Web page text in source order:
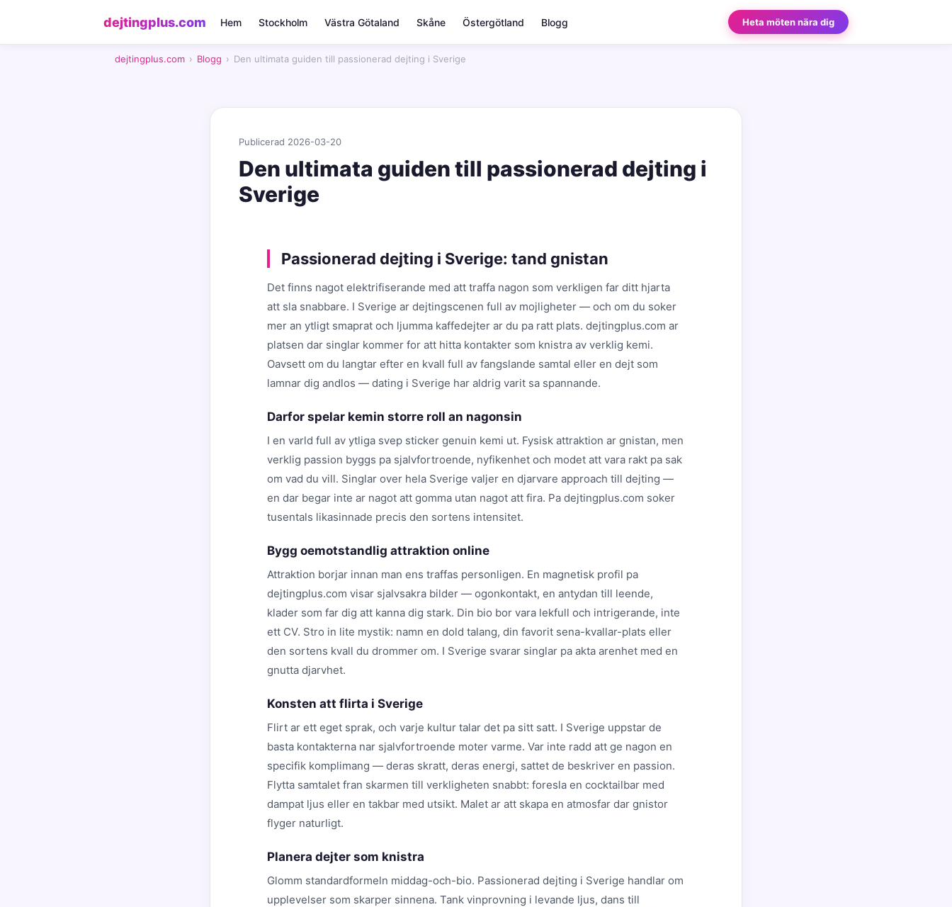
dejtingplus.com Hem Stockholm Västra Götaland Skåne Östergötland Blogg Heta möten nära dig
dejtingplus.com › Blogg › Den ultimata guiden till passionerad dejting i Sverige
Publicerad 2026-03-20
Den ultimata guiden till passionerad dejting i
Sverige
Passionerad dejting i Sverige: tand gnistan
Det finns nagot elektrifiserande med att traffa nagon som verkligen far ditt hjarta
att sla snabbare. I Sverige ar dejtingscenen full av mojligheter — och om du soker
mer an ytligt smaprat och ljumma kaffedejter ar du pa ratt plats. dejtingplus.com ar
platsen dar singlar kommer for att hitta kontakter som knistra av verklig kemi.
Oavsett om du langtar efter en kvall full av fangslande samtal eller en dejt som
lamnar dig andlos — dating i Sverige har aldrig varit sa spannande.
Darfor spelar kemin storre roll an nagonsin
I en varld full av ytliga svep sticker genuin kemi ut. Fysisk attraktion ar gnistan, men
verklig passion byggs pa sjalvfortroende, nyfikenhet och modet att vara rakt pa sak
om vad du vill. Singlar over hela Sverige valjer en djarvare approach till dejting —
en dar begar inte ar nagot att gomma utan nagot att fira. Pa dejtingplus.com soker
tusentals likasinnade precis den sortens intensitet.
Bygg oemotstandlig attraktion online
Attraktion borjar innan man ens traffas personligen. En magnetisk profil pa
dejtingplus.com visar sjalvsakra bilder — ogonkontakt, en antydan till leende,
klader som far dig att kanna dig stark. Din bio bor vara lekfull och intrigerande, inte
ett CV. Stro in lite mystik: namn en dold talang, din favorit sena-kvallar-plats eller
den sortens kvall du drommer om. I Sverige svarar singlar pa akta arenhet med en
gnutta djarvhet.
Konsten att flirta i Sverige
Flirt ar ett eget sprak, och varje kultur talar det pa sitt satt. I Sverige uppstar de
basta kontakterna nar sjalvfortroende moter varme. Var inte radd att ge nagon en
specifik komplimang — deras skratt, deras energi, sattet de beskriver en passion.
Flytta samtalet fran skarmen till verkligheten snabbt: foresla en cocktailbar med
dampat ljus eller en takbar med utsikt. Malet ar att skapa en atmosfar dar gnistor
flyger naturligt.
Planera dejter som knistra
Glomm standardformeln middag-och-bio. Passionerad dejting i Sverige handlar om
upplevelser som skarper sinnena. Tank vinprovning i levande ljus, dans till